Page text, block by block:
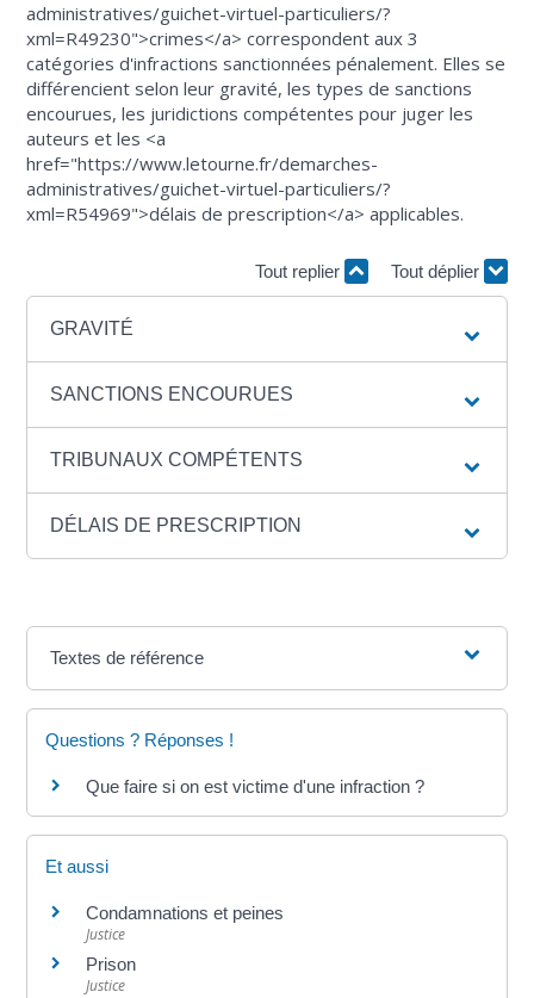
administratives/guichet-virtuel-particuliers/?
xml=R49230">crimes</a> correspondent aux 3
catégories d'infractions sanctionnées pénalement. Elles se
différencient selon leur gravité, les types de sanctions
encourues, les juridictions compétentes pour juger les
auteurs et les <a
href="https://www.letourne.fr/demarches-
administratives/guichet-virtuel-particuliers/?
xml=R54969">délais de prescription</a> applicables.
Tout replier Tout déplier
GRAVITÉ
SANCTIONS ENCOURUES
TRIBUNAUX COMPÉTENTS
DÉLAIS DE PRESCRIPTION
Textes de référence
Questions ? Réponses !
Que faire si on est victime d'une infraction ?
Et aussi
Condamnations et peines
Justice
Prison
Justice